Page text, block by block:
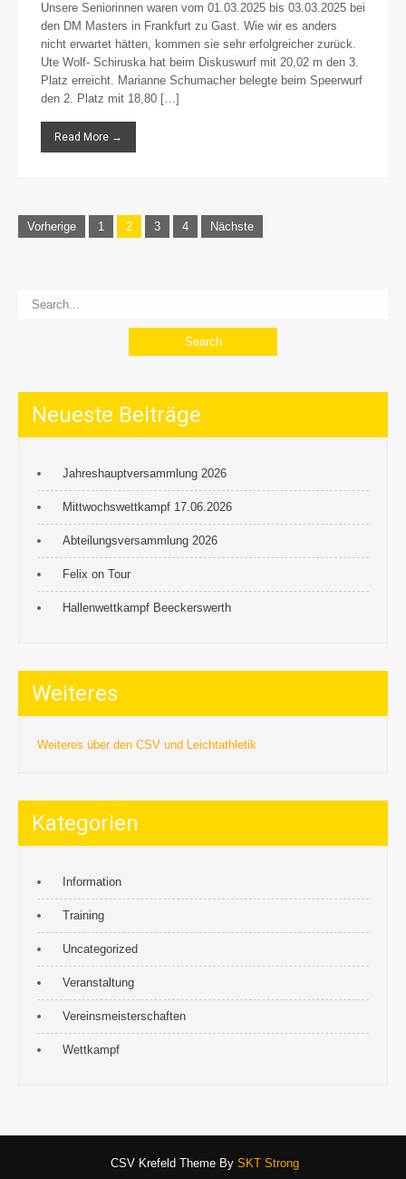
Unsere Seniorinnen waren vom 01.03.2025 bis 03.03.2025 bei
den DM Masters in Frankfurt zu Gast. Wie wir es anders
nicht erwartet hätten, kommen sie sehr erfolgreicher zurück.
Ute Wolf- Schiruska hat beim Diskuswurf mit 20,02 m den 3.
Platz erreicht. Marianne Schumacher belegte beim Speerwurf
den 2. Platz mit 18,80 […]
Read More →
Seitennummerierung
der
Vorherige 1 2 3 4 Nächste
Neueste Beiträge
Jahreshauptversammlung 2026
Mittwochswettkampf 17.06.2026
Abteilungsversammlung 2026
Felix on Tour
Hallenwettkampf Beeckerswerth
Weiteres
Weiteres über den CSV und Leichtathletik
Kategorien
Information
Training
Uncategorized
Veranstaltung
Vereinsmeisterschaften
Wettkampf
CSV Krefeld Theme By SKT Strong